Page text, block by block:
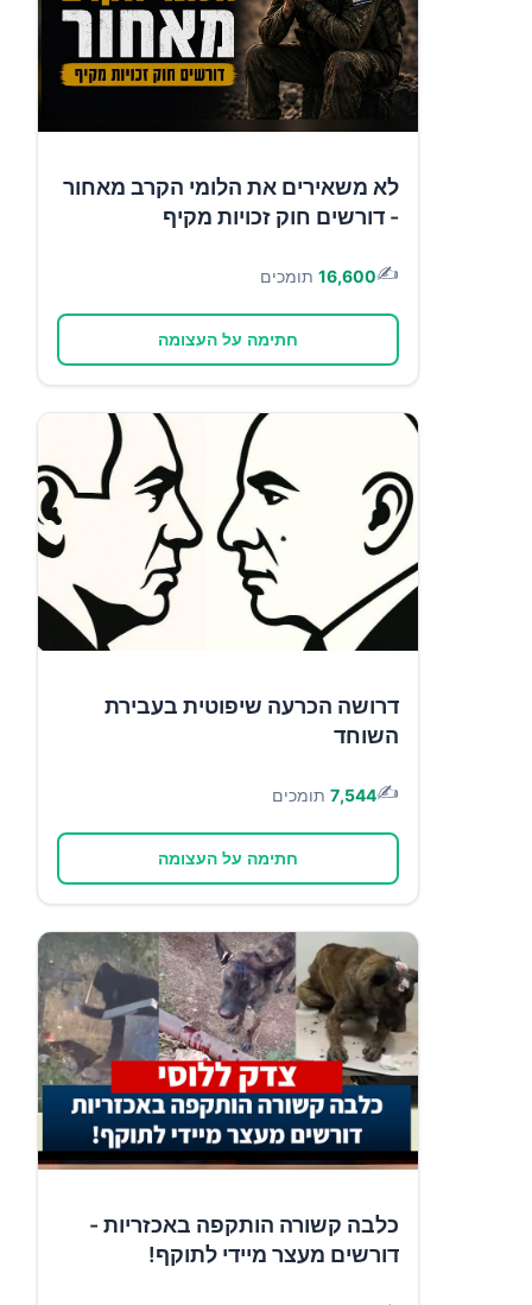
לא משאירים את הלומי הקרב מאחור
- דורשים חוק זכויות מקיף
✍️
16,600 תומכים
חתימה על העצומה
דרושה הכרעה שיפוטית בעבירת
השוחד
✍️
7,544 תומכים
חתימה על העצומה
כלבה קשורה הותקפה באכזריות -
דורשים מעצר מיידי לתוקף!